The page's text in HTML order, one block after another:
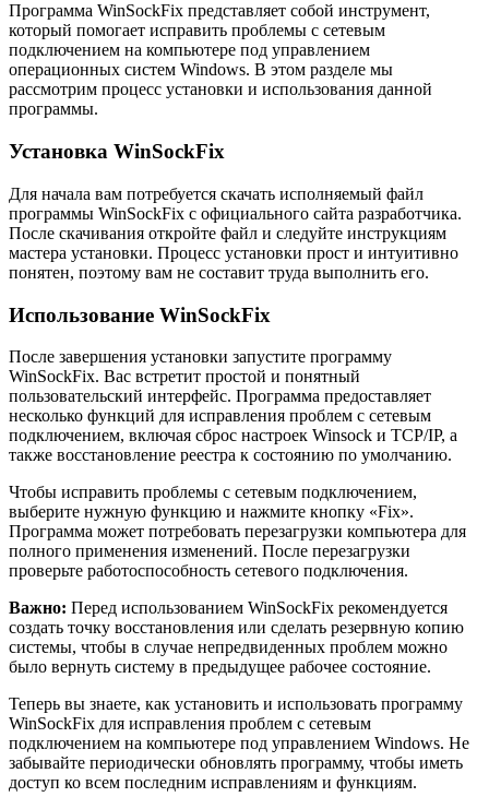
Программа WinSockFix представляет собой инструмент,
который помогает исправить проблемы с сетевым
подключением на компьютере под управлением
операционных систем Windows. В этом разделе мы
рассмотрим процесс установки и использования данной
программы.
Установка WinSockFix
Для начала вам потребуется скачать исполняемый файл
программы WinSockFix с официального сайта разработчика.
После скачивания откройте файл и следуйте инструкциям
мастера установки. Процесс установки прост и интуитивно
понятен, поэтому вам не составит труда выполнить его.
Использование WinSockFix
После завершения установки запустите программу
WinSockFix. Вас встретит простой и понятный
пользовательский интерфейс. Программа предоставляет
несколько функций для исправления проблем с сетевым
подключением, включая сброс настроек Winsock и TCP/IP, а
также восстановление реестра к состоянию по умолчанию.
Чтобы исправить проблемы с сетевым подключением,
выберите нужную функцию и нажмите кнопку «Fix».
Программа может потребовать перезагрузки компьютера для
полного применения изменений. После перезагрузки
проверьте работоспособность сетевого подключения.
Важно: Перед использованием WinSockFix рекомендуется
создать точку восстановления или сделать резервную копию
системы, чтобы в случае непредвиденных проблем можно
было вернуть систему в предыдущее рабочее состояние.
Теперь вы знаете, как установить и использовать программу
WinSockFix для исправления проблем с сетевым
подключением на компьютере под управлением Windows. Не
забывайте периодически обновлять программу, чтобы иметь
доступ ко всем последним исправлениям и функциям.